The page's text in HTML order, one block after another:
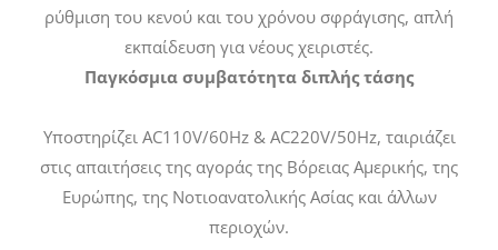
ρύθμιση του κενού και του χρόνου σφράγισης, απλή
εκπαίδευση για νέους χειριστές.
Παγκόσμια συμβατότητα διπλής τάσης
Υποστηρίζει AC110V/60Hz & AC220V/50Hz, ταιριάζει
στις απαιτήσεις της αγοράς της Βόρειας Αμερικής, της
Ευρώπης, της Νοτιοανατολικής Ασίας και άλλων
περιοχών.